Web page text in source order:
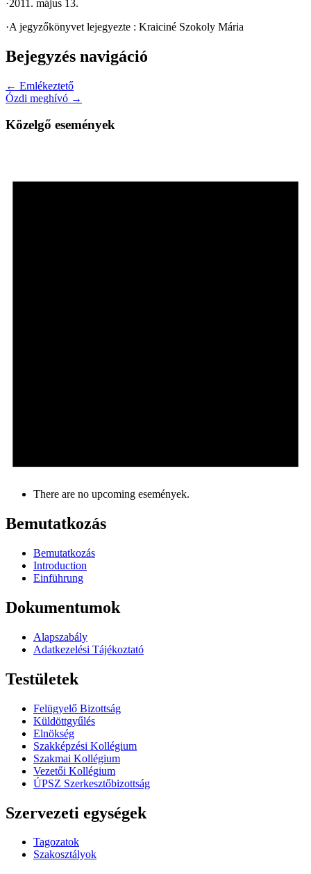
·2011. május 13.
·A jegyzőkönyvet lejegyezte : Kraiciné Szokoly Mária
Bejegyzés navigáció
← Emlékeztető
Ózdi meghívó →
Közelgő események
There are no upcoming események.
Bemutatkozás
Bemutatkozás
Introduction
Einführung
Dokumentumok
Alapszabály
Adatkezelési Tájékoztató
Testületek
Felügyelő Bizottság
Küldöttgyűlés
Elnökség
Szakképzési Kollégium
Szakmai Kollégium
Vezetői Kollégium
ÚPSZ Szerkesztőbizottság
Szervezeti egységek
Tagozatok
Szakosztályok